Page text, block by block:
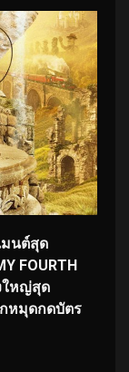
มนต์สุด
FOURTH
ใหญ่สุด
หมุดกดบัตร